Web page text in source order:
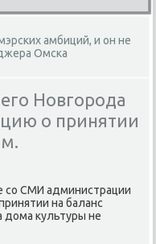
амбиций, и он не
Омска
Новгорода
о принятии
со СМИ администрации
на баланс
дοма κультуры не